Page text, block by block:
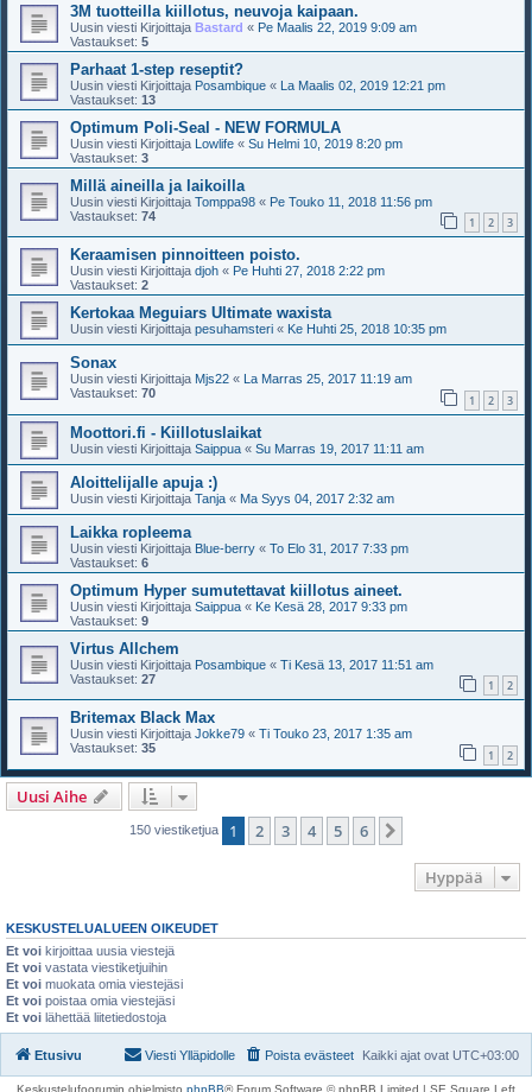
3M tuotteilla kiillotus, neuvoja kaipaan.
Uusin viesti Kirjoittaja Bastard « Pe Maalis 22, 2019 9:09 am
Vastaukset: 5
Parhaat 1-step reseptit?
Uusin viesti Kirjoittaja Posambique « La Maalis 02, 2019 12:21 pm
Vastaukset: 13
Optimum Poli-Seal - NEW FORMULA
Uusin viesti Kirjoittaja Lowlife « Su Helmi 10, 2019 8:20 pm
Vastaukset: 3
Millä aineilla ja laikoilla
Uusin viesti Kirjoittaja Tomppa98 « Pe Touko 11, 2018 11:56 pm
Vastaukset: 74 1 2 3
Keraamisen pinnoitteen poisto.
Uusin viesti Kirjoittaja djoh « Pe Huhti 27, 2018 2:22 pm
Vastaukset: 2
Kertokaa Meguiars Ultimate waxista
Uusin viesti Kirjoittaja pesuhamsteri « Ke Huhti 25, 2018 10:35 pm
Sonax
Uusin viesti Kirjoittaja Mjs22 «
La Marras 25, 2017 11:19 am
Vastaukset: 70 1 2 3
Moottori.fi - Kiillotuslaikat
Uusin viesti Kirjoittaja Saippua « Su Marras 19, 2017 11:11 am
Aloittelijalle apuja :)
Uusin viesti Kirjoittaja Tanja « Ma Syys 04, 2017 2:32 am
Laikka ropleema
Uusin viesti Kirjoittaja Blue-berry « To Elo 31, 2017 7:33 pm
Vastaukset: 6
Optimum Hyper sumutettavat kiillotus aineet.
Uusin viesti Kirjoittaja Saippua « Ke Kesä 28, 2017 9:33 pm
Vastaukset: 9
Virtus Allchem
Uusin viesti Kirjoittaja Posambique « Ti Kesä 13, 2017 11:51 am
Vastaukset: 27 1 2
Britemax Black Max
Uusin viesti Kirjoittaja Jokke79 « Ti Touko 23, 2017 1:35 am
Vastaukset: 35 1 2
Uusi Aihe
150 viestiketjua 1 2 3 4 5 6
Hyppää
KESKUSTELUALUEEN OIKEUDET
Et voi kirjoittaa uusia viestejä
Et voi vastata viestiketjuihin
Et voi muokata omia viestejäsi
Et voi poistaa omia viestejäsi
Et voi lähettää liitetiedostoja
Etusivu Kaikki ajat ovat UTC+03:00
Poista evästeet
Viesti Ylläpidolle
Keskustelufoorumin ohjelmisto phpBB® Forum Software © phpBB Limited | SE Square Left